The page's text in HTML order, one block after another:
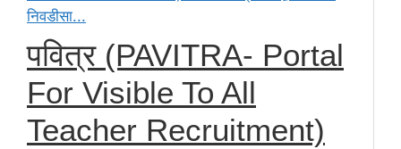
पवित्र (PAVITRA- Portal
For Visible To All
Teacher Recruitment)